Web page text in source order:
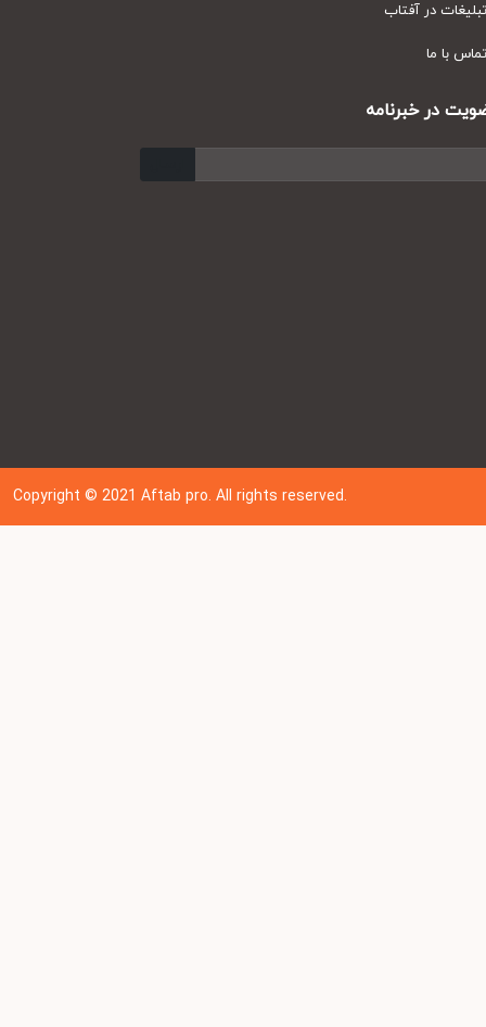
در آفتاب
با ما
در خبرنامه
Copyright © 202 1Aftab pro. All rights reserved.